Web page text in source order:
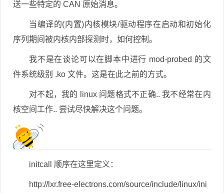
送一些特定的 CAN 原始消息。
当编译的(内置)内核模块/驱动程序在启动和初始化
序列期间被内核内部探测时，如何控制。
我不是在谈论可以在脚本中进行 mod-probed 的文
件系统级别 .ko 文件。这是在此之前的方式。
对不起，我的 linux 问题格式不正确.. 我不经常在内
核空间工作.. 尝试尽快解决这个问题。
initcall 顺序在这里定义：
http://lxr.free-electrons.com/source/include/linux/ini